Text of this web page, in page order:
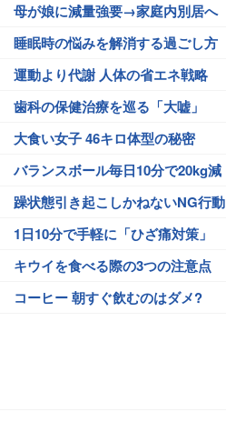
母が娘に減量強要→家庭内別居へ
睡眠時の悩みを解消する過ごし方
運動より代謝 人体の省エネ戦略
歯科の保健治療を巡る「大嘘」
大食い女子 46キロ体型の秘密
バランスボール毎日10分で20kg減
躁状態引き起こしかねないNG行動
1日10分で手軽に「ひざ痛対策」
キウイを食べる際の3つの注意点
コーヒー 朝すぐ飲むのはダメ?